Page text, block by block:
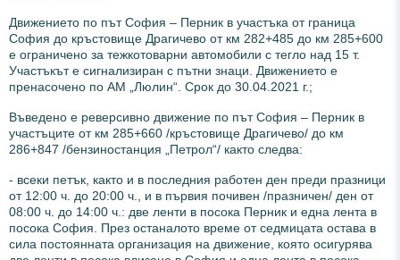
Движението по път София – Перник в участъка от граница
София до кръстовище Драгичево от км 282+485 до км 285+600
е ограничено за тежкотоварни автомобили с тегло над 15 т.
Участъкът е сигнализиран с пътни знаци. Движението е
пренасочено по АМ „Люлин“. Срок до 30.04.2021 г.;
Въведено е реверсивно движение по път София – Перник в
участъците от км 285+660 /кръстовище Драгичево/ до км
286+847 /бензиностанция „Петрол“/ както следва:
- всеки петък, както и в последния работен ден преди празници
от 12:00 ч. до 20:00 ч., и в първия почивен /празничен/ ден от
08:00 ч. до 14:00 ч.: две ленти в посока Перник и една лента в
посока София. През останалото време от седмицата остава в
сила постоянната организация на движение, която осигурява